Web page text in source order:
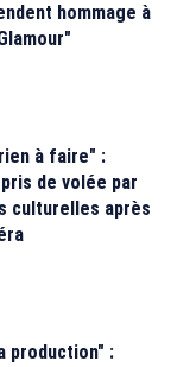
hommage à
à faire" :
de volée par
culturelles après
production" :